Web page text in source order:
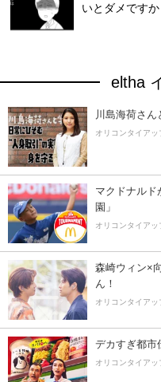
いとダメですか
eltha
川島海荷さん
オリコンタイアッ
マクドナルド
園」
オリコンタイアッ
森崎ウィン×
ん！
オリコンタイアッ
デカすぎ都市
オリコンタイアッ